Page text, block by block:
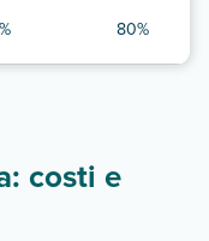
80%
costi e